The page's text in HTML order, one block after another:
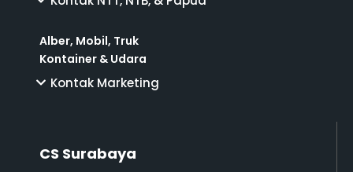
Alber, Mobil, Truk
Kontainer & Udara
Kontak Marketing
CS Surabaya